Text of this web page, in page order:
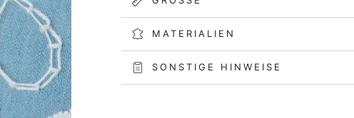
MATERIALIEN
SONSTIGE HINWEISE